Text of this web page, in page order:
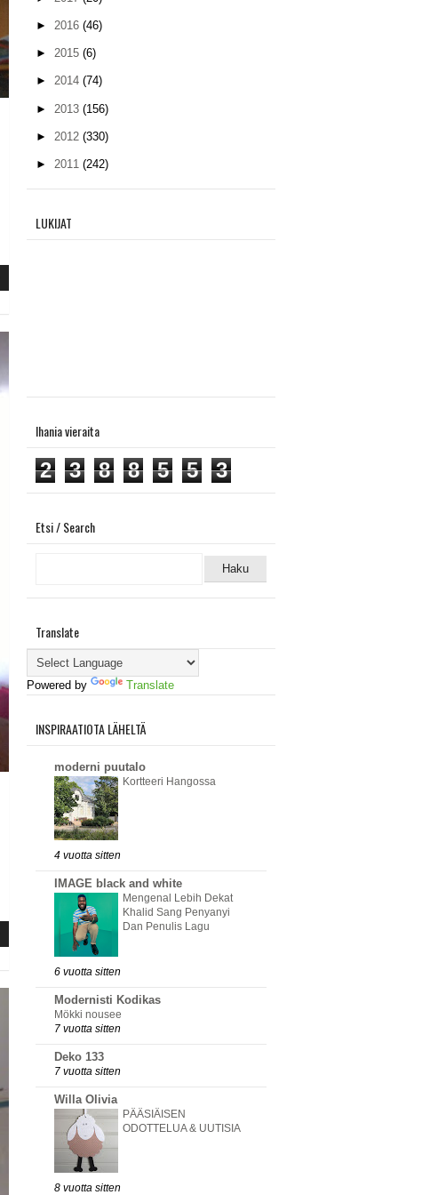
► 2016 (46)
► 2015 (6)
► 2014 (74)
► 2013 (156)
► 2012 (330)
► 2011 (242)
LUKIJAT
Ihania vieraita
2 3 8 8 5 5 3
Etsi / Search
Translate
Powered by Translate
INSPIRAATIOTA LÄHELTÄ
moderni puutalo
Kortteeri Hangossa
4 vuotta sitten
IMAGE black and white
Mengenal Lebih Dekat
Khalid Sang Penyanyi
Dan Penulis Lagu
6 vuotta sitten
Modernisti Kodikas
Mökki nousee
7 vuotta sitten
Deko 133
7 vuotta sitten
Willa Olivia
PÄÄSIÄISEN
ODOTTELUA & UUTISIA
8 vuotta sitten